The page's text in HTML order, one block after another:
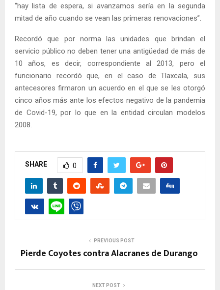
“hay lista de espera, si avanzamos sería en la segunda
mitad de año cuando se vean las primeras renovaciones”.
Recordó que por norma las unidades que brindan el
servicio público no deben tener una antigüedad de más de
10 años, es decir, correspondiente al 2013, pero el
funcionario recordó que, en el caso de Tlaxcala, sus
antecesores firmaron un acuerdo en el que se les otorgó
cinco años más ante los efectos negativo de la pandemia
de Covid-19, por lo que en la entidad circulan modelos
2008.
SHARE 0
PREVIOUS POST
Pierde Coyotes contra Alacranes de Durango
NEXT POST